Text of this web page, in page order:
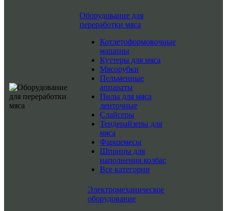
Оборудование для
переработки мяса
Котлетоформовочные
машины
Куттеры для мяса
Мясорубки
Пельменные
аппараты
Пилы для мяса
ленточные
Слайсеры
Тендерайзеры для
мяса
Фаршемесы
Шприцы для
наполнения колбас
Все категории
Электромеханическое
оборудование